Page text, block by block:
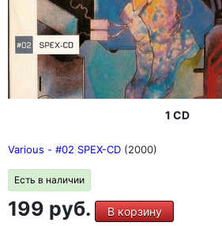
1 CD
Various - #02 SPEX-CD (2000)
Есть в наличии
199 руб. В корзину